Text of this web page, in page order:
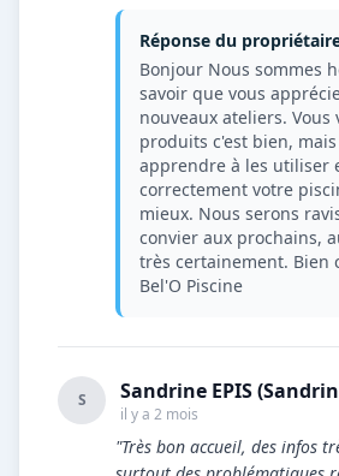
Réponse du
Bonjour Nous sommes
savoir que vous
nouveaux ateliers. Vous
produits c'est bien, mais
apprendre à les utiliser
correctement votre
mieux. Nous serons
convier aux prochains,
très certainement. Bien
Bel'O Piscine
S Sandrine EPIS
il y a 2 mois
"Très bon accueil, des infos